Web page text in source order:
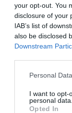
your opt-out. You
disclosure of your
IAB’s list of
also be disclosed
Downstream
Personal
I want to opt-
personal data.
Opted In
lunettes
joué!
Coup de
….
: